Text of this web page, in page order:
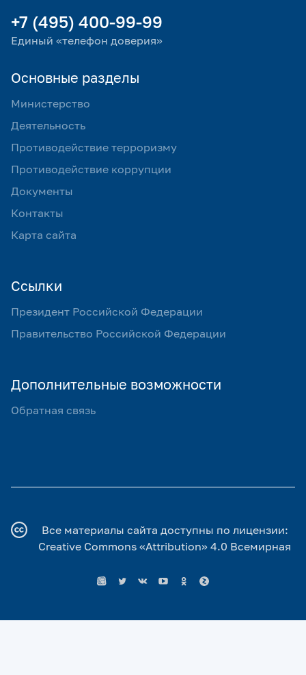
+7 (495) 400-99-99
Единый «телефон доверия»
Основные разделы
Министерство
Деятельность
Противодействие терроризму
Противодействие коррупции
Документы
Контакты
Карта сайта
Ссылки
Президент Российской Федерации
Правительство Российской Федерации
Дополнительные возможности
Обратная связь
Все материалы сайта доступны по лицензии:
Creative Commons «Attribution» 4.0 Всемирная